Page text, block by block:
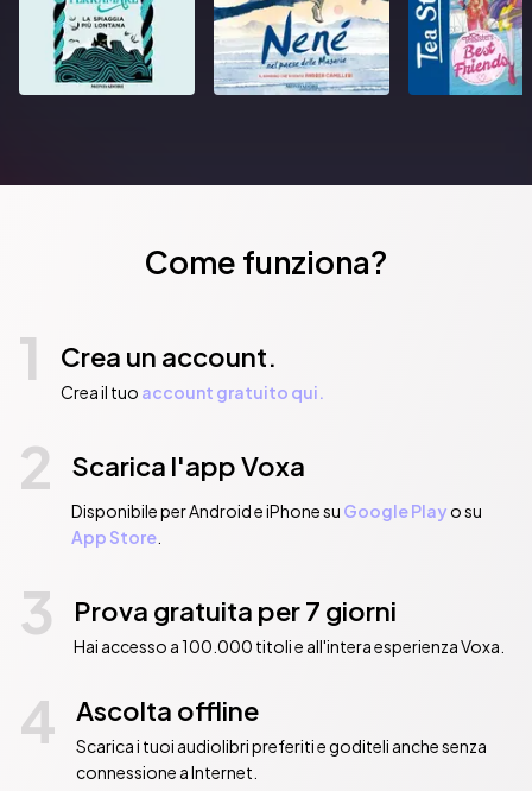
Come funziona?
1 Crea un account.
Crea il tuo account gratuito qui.
2 Scarica l'app Voxa
Disponibile per Android e iPhone su Google Playo su
App Store.
3 Prova gratuita per 7 giorni
Hai accesso a 100.000 titoli e all'intera esperienza Voxa.
4 Ascolta offline
Scarica i tuoi audiolibri preferiti e goditeli anche senza
connessione a Internet.